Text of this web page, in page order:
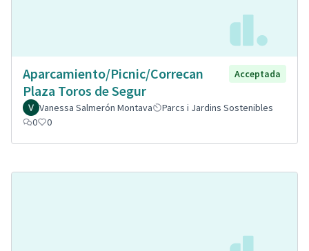
Aparcamiento/Picnic/Correcan
Plaza Toros de Segur
Acceptada
Vanessa Salmerón Montava
Parcs i Jardins Sostenibles
0
0